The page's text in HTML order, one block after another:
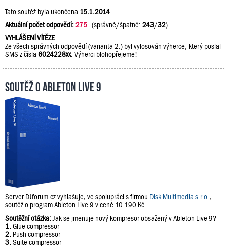
Tato soutěž byla ukončena 15.1.2014
Aktuální počet odpovědí:275 (správně/špatně: 243/32)
VYHLÁŠENÍ VÍTĚZE
Ze všech správných odpovědí (varianta 2.) byl vylosován výherce, který poslal
SMS z čísla 6024228xx. Výherci blohopřejeme!
Soutěž o Ableton Live 9
Server DJforum.cz vyhlašuje, ve spolupráci s firmou Disk Multimedia s.r.o.,
soutěž o program Ableton Live 9 v ceně 10.190 Kč.
Soutěžní otázka:Jak se jmenuje nový kompresor obsažený v Ableton Live 9?
1.Glue compressor
2. Push compressor
3.Suite compressor